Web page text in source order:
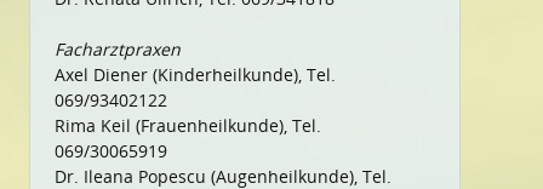
Facharztpraxen
Axel Diener (Kinderheilkunde), Tel.
069/93402122
Rima Keil (Frauenheilkunde), Tel.
069/30065919
Dr. Ileana Popescu (Augenheilkunde), Tel.